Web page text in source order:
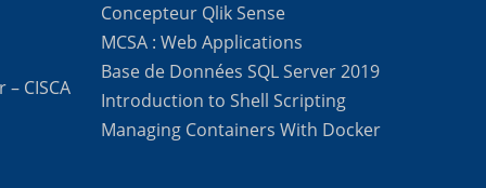
CISCA
Concepteur Qlik Sense
MCSA : Web Applications
Base de Données SQL Server 2019
Introduction to Shell Scripting
Managing Containers With Docker